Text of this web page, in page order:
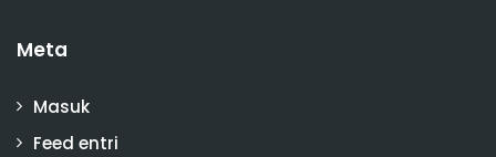
Meta
Masuk
Feed entri